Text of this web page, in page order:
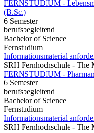
FERNSTUDIUM -
(B.Sc.)
6 Semester
berufsbegleitend
Bachelor of Science
Fernstudium
Informationsmaterial
SRH Fernhochschule - The
FERNSTUDIUM -
6 Semester
berufsbegleitend
Bachelor of Science
Fernstudium
Informationsmaterial
SRH Fernhochschule - The